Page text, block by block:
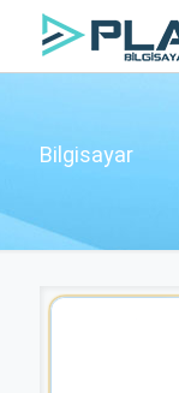
Bilgisayar